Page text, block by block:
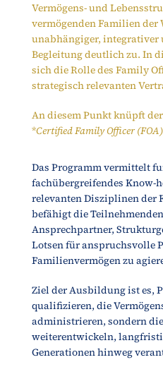
Vermögens- und
vermögenden Familien der
unabhängiger,
Begleitung deutlich zu. In
sich die Rolle des Family
strategisch relevanten
An diesem Punkt knüpft
*Certified Family Officer
Das Programm vermittelt
fachübergreifendes Know-
relevanten Disziplinen der
befähigt die
Ansprechpartner,
Lotsen für anspruchsvolle
Familienvermögen zu
Ziel der Ausbildung ist es,
qualifizieren, die
administrieren, sondern
weiterentwickeln,
Generationen hinweg